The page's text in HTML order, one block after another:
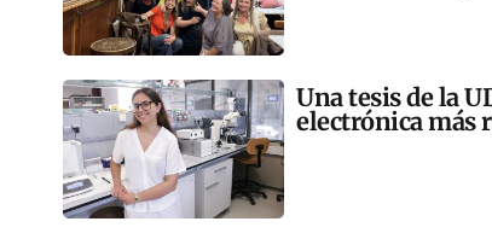
Una tesis de la
electrónica más